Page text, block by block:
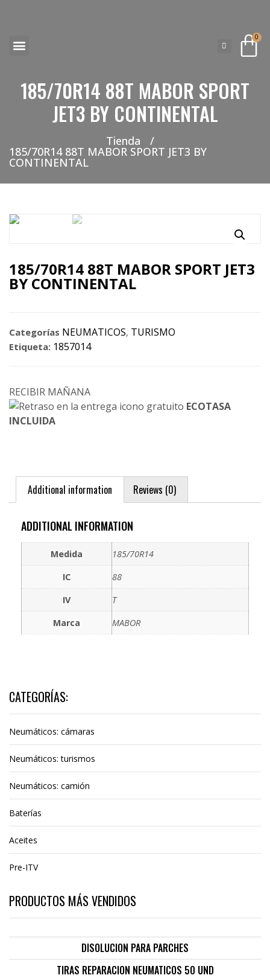
0
185/70R14 88T MABOR SPORT
JET3 BY CONTINENTAL
Tienda /
185/70R14 88T MABOR SPORT JET3 BY
CONTINENTAL
185/70R14 88T MABOR SPORT JET3
BY CONTINENTAL
Categorías NEUMATICOS, TURISMO
Etiqueta: 1857014
RECIBIR MAÑANA
ECOTASA
INCLUIDA
Additional information Reviews (0)
ADDITIONAL INFORMATION
Medida
185/70R14
IC
88
IV
T
Marca
MABOR
CATEGORÍAS:
Neumáticos: cámaras
Neumáticos: turismos
Neumáticos: camión
Baterías
Aceites
Pre-ITV
PRODUCTOS MÁS VENDIDOS
DISOLUCION PARA PARCHES
TIRAS REPARACION NEUMATICOS 50 UND